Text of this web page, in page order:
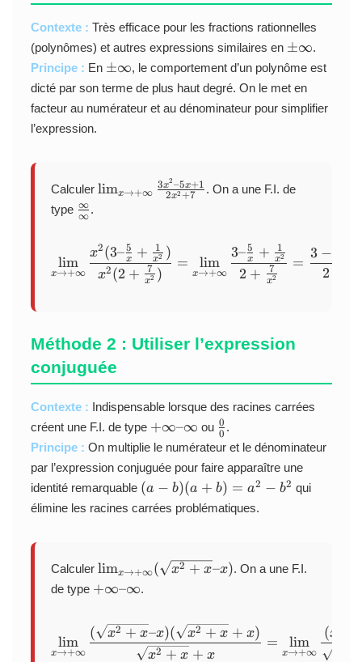
n
f
t
}
=
e
^
(
))
}
Contexte : Très efficace pour les fractions rationnelles
(polynômes) et autres expressions similaires en \
p
\i
n
±∞.
Principe : En \
p
m
\i
±∞, le comportement d’un polynôme est
dicté par son terme de plus haut degré. On le met en
facteur au numérateur et au dénominateur pour simplifier
l’expression.
Calculer \l
{
x
+
\i
n
y
}
\f
r
a
c
{
^
2
–
x
+
limx→+∞ 2x2 +7
3x2 –5x+1 . On a une F.I. de
type \
f
a
c
n
f
t
}
{
\
i
f
t
∞
∞ .
\lim_{x \to +\infty}
x→+∞
lim
x2 (2 + x2
7 )
x2 (3–x
5 + x2
1 )
=
x→+∞
lim
2 + x2
7
3– x
5 + x2
1
=
2
3 −
Méthode 2 : Utiliser l’expression
conjuguée
Contexte : Indispensable lorsque des racines carrées
créent une F.I. de type +
\i
ft
y
–
ft
y
+∞–∞ ou \
f
a
c
{
0
0
0 .
Principe : On multiplie le numérateur et le dénominateur
par l’expression conjuguée pour faire apparaître une
identité remarquable (
a
(
a
b
)
=
(a − b)(a + b) = a2 − b2 qui
élimine les racines carrées problématiques.
Calculer \l
i
{
limx→+∞( x2 + x–x). On a une F.I.
de type +
n
ft
+∞–∞.
\lim_{x \to +\infty}
x→+∞
lim
x2 + x + x
( x2 + x–x)( x2 + x + x)
=
x→+∞
lim
(x